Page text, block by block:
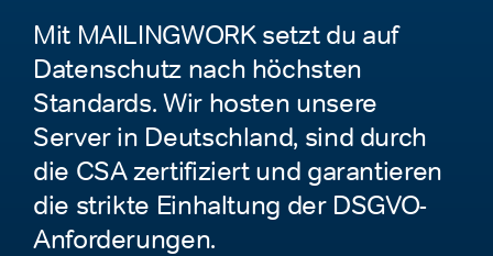
Partner
Service
Wissen
Mit MAILINGWORK setzt du auf
Datenschutz nach höchsten
Standards. Wir hosten unsere
Server in Deutschland, sind durch
die CSA zertifiziert und garantieren
die strikte Einhaltung der DSGVO-
Anforderungen.